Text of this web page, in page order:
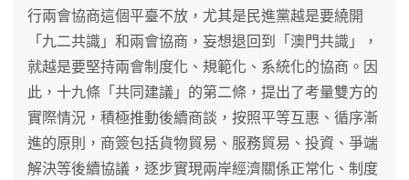
行兩會協商這個平臺不放，尤其是民進黨越是要繞開
「九二共識」和兩會協商，妄想退回到「澳門共識」，
就越是要堅持兩會制度化、規範化、系統化的協商。因
此，十九條「共同建議」的第二條，提出了考量雙方的
實際情況，積極推動後續商談，按照平等互惠、循序漸
進的原則，商簽包括貨物貿易、服務貿易、投資、爭端
解決等後續協議，逐步實現兩岸經濟關係正常化、制度